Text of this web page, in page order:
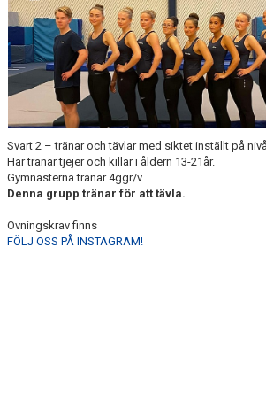
Svart 2 – tränar och tävlar med siktet inställt på
Här tränar tjejer och killar i åldern 13-21år.
Gymnasterna tränar 4ggr/v
Denna grupp tränar för att tävla.
Övningskrav finns
FÖLJ OSS PÅ INSTAGRAM!